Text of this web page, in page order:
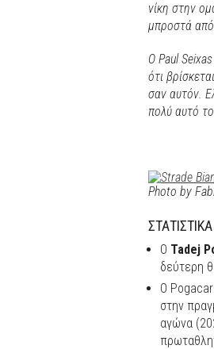
νίκη στην
μπροστά από
Ο Paul
ότι
σαν αυτόν.
πολύ αυτό
Photo by
ΣΤΑΤΙΣΤΙΚΑ
Ο Tadej
δεύτερη
Ο Pogacar
στην
αγώνα